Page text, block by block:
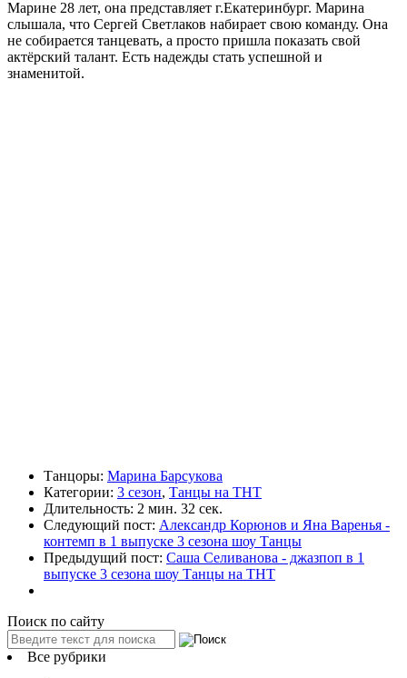
Марине 28 лет, она представляет г.Екатеринбург. Марина
слышала, что Сергей Светлаков набирает свою команду. Она
не собирается танцевать, а просто пришла показать свой
актёрский талант. Есть надежды стать успешной и
знаменитой.
Танцоры: Марина Барсукова
Категории: 3 сезон, Танцы на ТНТ
Длительность: 2 мин. 32 сек.
Следующий пост: Александр Корюнов и Яна Варенья -
контемп в 1 выпуске 3 сезона шоу Танцы
Предыдущий пост: Саша Селиванова - джазпоп в 1
выпуске 3 сезона шоу Танцы на ТНТ
Поиск по сайту
Все рубрики